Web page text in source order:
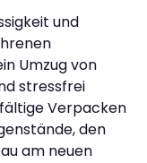
und
Umzug von
stressfrei
Verpacken
den
am neuen